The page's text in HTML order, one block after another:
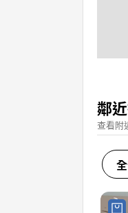
鄰
查看附